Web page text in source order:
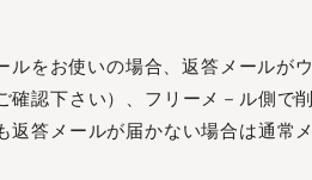
をお使いの場合、返答メールが
認下さい）、フリーメ－ル側で
答メールが届かない場合は通常